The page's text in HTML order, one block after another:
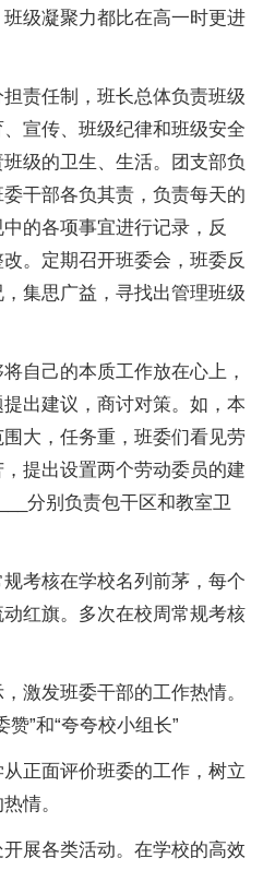
级凝聚力都比在高一时更进
责任制，班长总体负责班级
宣传、班级纪律和班级安全
级的卫生、生活。团支部负
干部各负其责，负责每天的
的各项事宜进行记录，反
。定期召开班委会，班委反
集思广益，寻找出管理班级
自己的本质工作放在心上，
出建议，商讨对策。如，本
大，任务重，班委们看见劳
提出设置两个劳动委员的建
分别负责包干区和教室卫
考核在学校名列前茅，每个
红旗。多次在校周常规考核
激发班委干部的工作热情。
”和“夸夸校小组长”
正面评价班委的工作，树立
情。
展各类活动。在学校的高效